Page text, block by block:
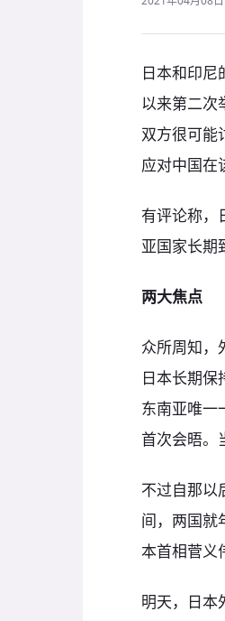
日本和印尼
以来第二次
双方很可能
应对中国在
有评论称，
亚国家长期
两大焦点
众所周知，
日本长期保
东南亚唯一
首次会晤。
不过自那以
间，两国就
本首相菅义
明天，日本